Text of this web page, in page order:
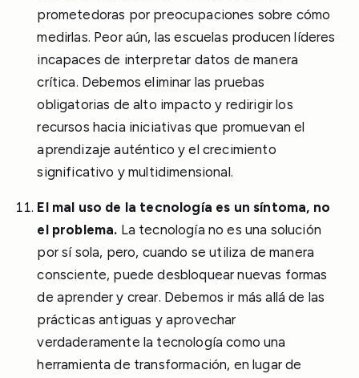
prometedoras por preocupaciones sobre cómo
medirlas. Peor aún, las escuelas producen líderes
incapaces de interpretar datos de manera
crítica. Debemos eliminar las pruebas
obligatorias de alto impacto y redirigir los
recursos hacia iniciativas que promuevan el
aprendizaje auténtico y el crecimiento
significativo y multidimensional.
El mal uso de la tecnología es un síntoma, no
el problema. La tecnología no es una solución
por sí sola, pero, cuando se utiliza de manera
consciente, puede desbloquear nuevas formas
de aprender y crear. Debemos ir más allá de las
prácticas antiguas y aprovechar
verdaderamente la tecnología como una
herramienta de transformación, en lugar de